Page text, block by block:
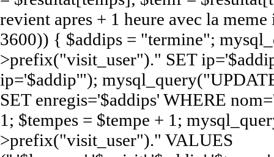
revient apres + 1 heure avec la
3600)) { $addips = "termine";
>prefix("visit_user")." SET
ip='$addip'");
SET enregis='$addips' WHERE
1; $tempes = $tempe + 1;
>prefix("visit_user")." VALUES